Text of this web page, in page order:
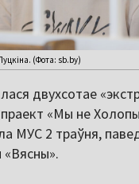
(Фота: sb.by)
двухсотае
«Мы не
МУС 2 траўня,